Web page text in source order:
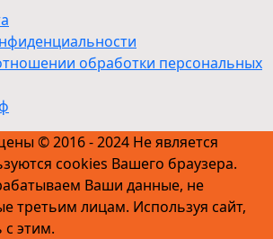
обработки персональных
© 2016 - 2024 Не является
cookies Вашего браузера.
Ваши данные, не
третьим лицам. Используя сайт,
с этим.